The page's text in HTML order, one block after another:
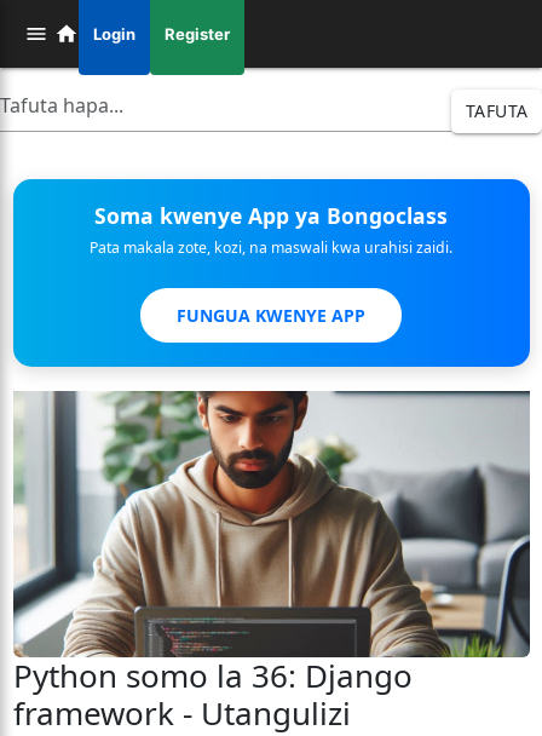
Login Register
TAFUTA
Soma kwenye App ya Bongoclass
Pata makala zote, kozi, na maswali kwa urahisi zaidi.
FUNGUA KWENYE APP
Python somo la 36: Django
framework - Utangulizi